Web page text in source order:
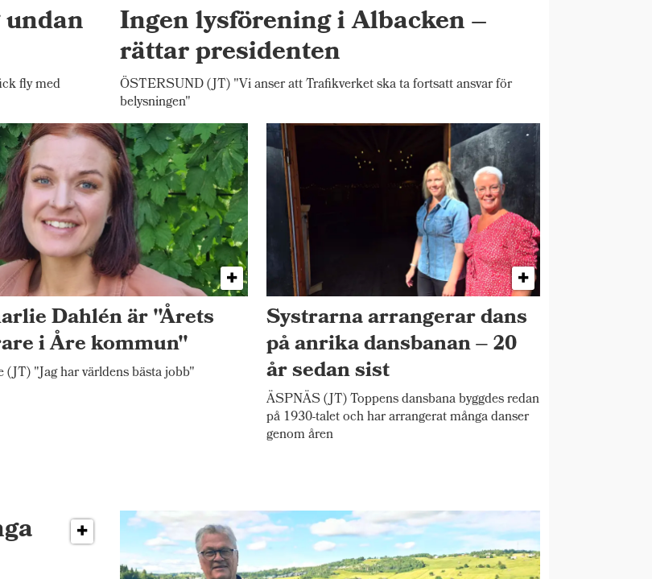
fly med
Ingen lysförening i Albacken –
rättar presidenten
ÖSTERSUND (JT) "Vi anser att Trafikverket ska ta fortsatt ansvar för
belysningen"
Dahlén är "Årets
i Åre kommun"
(JT) "Jag har världens bästa jobb"
Systrarna arrangerar dans
på anrika dansbanan – 20
år sedan sist
ÄSPNÄS (JT) Toppens dansbana byggdes redan
på 1930-talet och har arrangerat många danser
genom åren